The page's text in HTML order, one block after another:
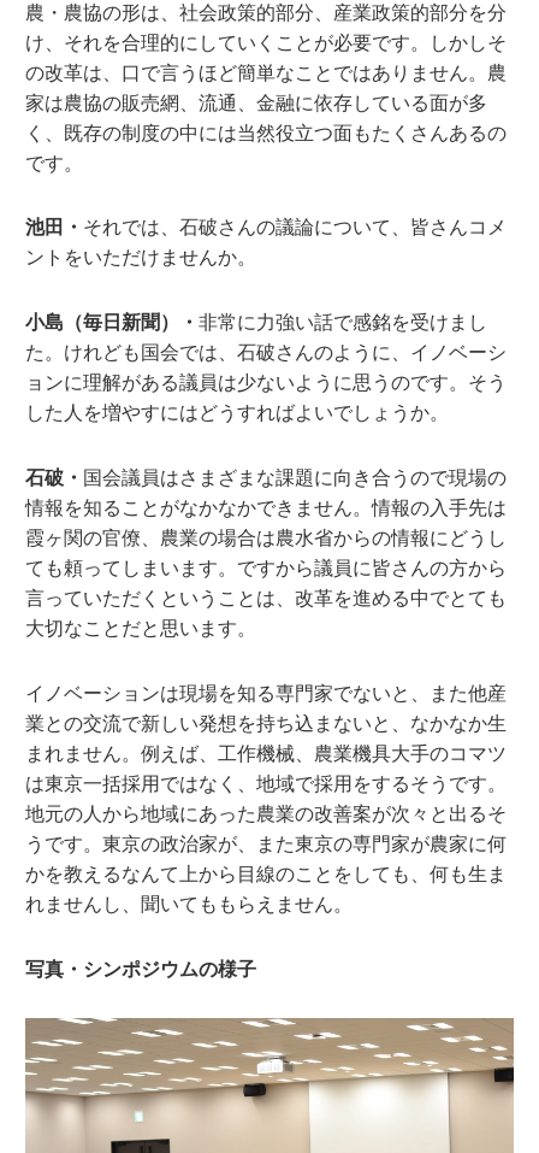
農・農協の形は、社会政策的部分、産業政策的部分を分
け、それを合理的にしていくことが必要です。しかしそ
の改革は、口で言うほど簡単なことではありません。農
家は農協の販売網、流通、金融に依存している面が多
く、既存の制度の中には当然役立つ面もたくさんあるの
です。
池田・ それでは、石破さんの議論について、皆さんコメ
ントをいただけませんか。
小島（毎日新聞）・ 非常に力強い話で感銘を受けまし
た。けれども国会では、石破さんのように、イノベーシ
ョンに理解がある議員は少ないように思うのです。そう
した人を増やすにはどうすればよいでしょうか。
石破・ 国会議員はさまざまな課題に向き合うので現場の
情報を知ることがなかなかできません。情報の入手先は
霞ヶ関の官僚、農業の場合は農水省からの情報にどうし
ても頼ってしまいます。ですから議員に皆さんの方から
言っていただくということは、改革を進める中でとても
大切なことだと思います。
イノベーションは現場を知る専門家でないと、また他産
業との交流で新しい発想を持ち込まないと、なかなか生
まれません。例えば、工作機械、農業機具大手のコマツ
は東京一括採用ではなく、地域で採用をするそうです。
地元の人から地域にあった農業の改善案が次々と出るそ
うです。東京の政治家が、また東京の専門家が農家に何
かを教えるなんて上から目線のことをしても、何も生ま
れませんし、聞いてももらえません。
写真・シンポジウムの様子